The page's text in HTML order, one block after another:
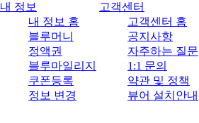
내 정보
내 정보 홈
블루머니
정액권
블루마일리지
쿠폰등록
정보 변경
고객센터
고객센터 홈
공지사항
자주하는 질문
1:1 문의
약관 및 정책
뷰어 설치안내